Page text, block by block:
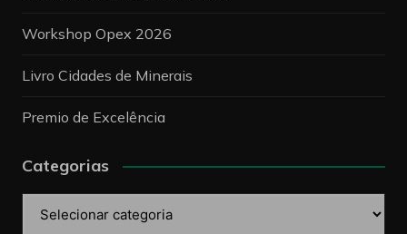
Workshop Opex 2026
Livro Cidades de Minerais
Premio de Excelência
Categorias